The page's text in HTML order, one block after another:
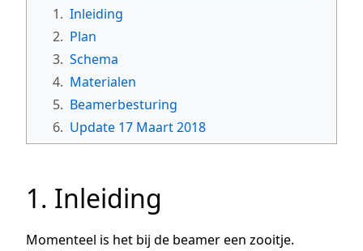
1. Inleiding
2. Plan
3. Schema
4. Materialen
5. Beamerbesturing
6. Update 17 Maart 2018
1. Inleiding
Momenteel is het bij de beamer een zooitje.